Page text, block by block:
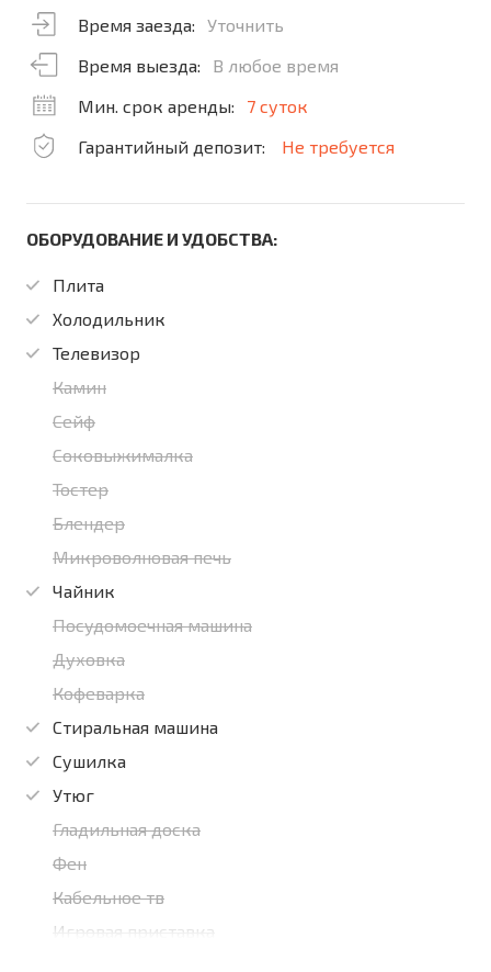
Время заезда:
Уточнить
Время выезда:
В любое время
Мин. срок аренды:
7 суток
Гарантийный депозит:
Не требуется
ОБОРУДОВАНИЕ И УДОБСТВА:
Плита
Холодильник
Телевизор
Камин
Сейф
Соковыжималка
Тостер
Блендер
Микроволновая печь
Чайник
Посудомоечная машина
Духовка
Кофеварка
Стиральная машина
Сушилка
Утюг
Гладильная доска
Фен
Кабельное тв
Игровая приставка